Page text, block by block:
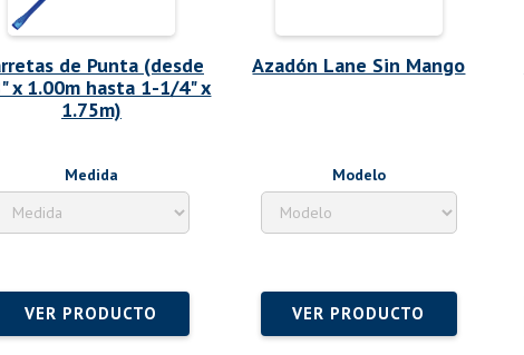
de Punta (desde
x 1.00m hasta 1-1/4" x
1.75m)
Medida
VER PRODUCTO
Azadón Lane Sin Mango
Modelo
VER PRODUCTO